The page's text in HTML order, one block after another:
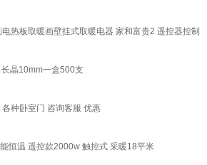
热板取暖画壁挂式取暖电器 家和富贵2 遥控器控制
晶10mm一盒500支
种卧室门 咨询客服 优惠
恒温 遥控款2000w 触控式 采暖18平米